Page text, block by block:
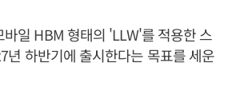
일 HBM 형태의 'LLW'를 적용한 스
년 하반기에 출시한다는 목표를 세운